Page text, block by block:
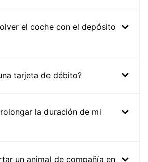
el coche con el depósito
tarjeta de débito?
la duración de mi
un animal de compañía en